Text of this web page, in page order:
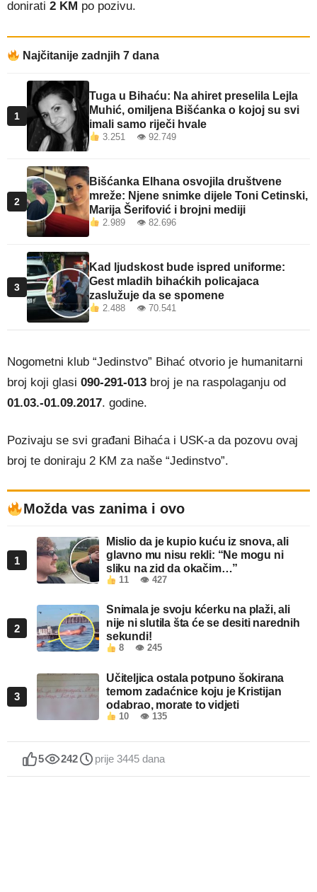
donirati 2 KM po pozivu.
Najčitanije zadnjih 7 dana
1
Tuga u Bihaću: Na ahiret preselila Lejla
Muhić, omiljena Bišćanka o kojoj su svi
imali samo riječi hvale
3.251 👁 92.749
2
Bišćanka Elhana osvojila društvene
mreže: Njene snimke dijele Toni Cetinski,
Marija Šerifović i brojni mediji
2.989 👁 82.696
3
Kad ljudskost bude ispred uniforme:
Gest mladih bihaćkih policajaca
zaslužuje da se spomene
2.488 👁 70.541
Nogometni klub “Jedinstvo” Bihać otvorio je humanitarni
broj koji glasi 090-291-013 broj je na raspolaganju od
01.03.-01.09.2017. godine.
Pozivaju se svi građani Bihaća i USK-a da pozovu ovaj
broj te doniraju 2 KM za naše “Jedinstvo”.
Možda vas zanima i ovo
1
Mislio da je kupio kuću iz snova, ali
glavno mu nisu rekli: “Ne mogu ni
sliku na zid da okačim…”
11 👁 427
2
Snimala je svoju kćerku na plaži, ali
nije ni slutila šta će se desiti narednih
sekundi!
8 👁 245
3
Učiteljica ostala potpuno šokirana
temom zadaćnice koju je Kristijan
odabrao, morate to vidjeti
10 👁 135
5 242 prije 3445 dana